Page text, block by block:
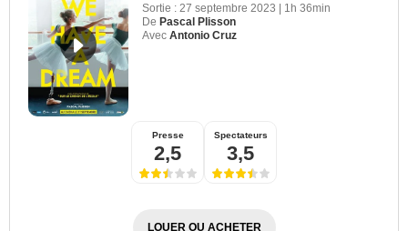
Sortie : 27 septembre 2023 | 1h 36min
De Pascal Plisson
Avec Antonio Cruz
Presse
2,5
Spectateurs
3,5
LOUER OU ACHETER